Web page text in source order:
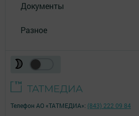
Документы
Разное
Телефон АО «ТАТМЕДИА»: (843) 222 09 84